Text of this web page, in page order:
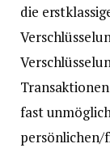
die
fast
persönlichen/